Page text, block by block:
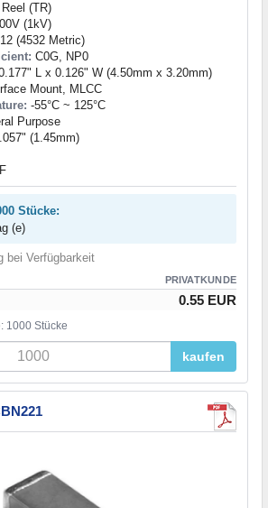
(TR)
(1kV)
(4532 Metric)
C0G, NP0
L x 0.126" W (4.50mm x 3.20mm)
Mount, MLCC
-55°C ~ 125°C
Purpose
(1.45mm)
Stücke:
(e)
bei Verfügbarkeit
PRIVATKUNDE
0.55 EUR
1000 Stücke
kaufen